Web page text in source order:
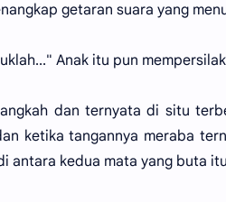
getaran suara yang
Anak itu pun
dan ternyata di situ
ketika tangannya meraba
antara kedua mata yang buta